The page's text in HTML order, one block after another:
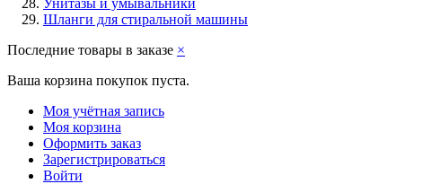
Унитазы и умывальники
Шланги для стиральной машины
Последние товары в заказе ×
Ваша корзина покупок пуста.
Моя учётная запись
Моя корзина
Оформить заказ
Зарегистрироваться
Войти